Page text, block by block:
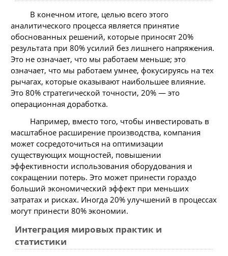
В конечном итоге, целью всего этого
аналитического процесса является принятие
обоснованных решений, которые приносят 20%
результата при 80% усилий без лишнего напряжения.
Это не означает, что мы работаем меньше; это
означает, что мы работаем умнее, фокусируясь на тех
рычагах, которые оказывают наибольшее влияние.
Это 80% стратегической точности, 20% — это
операционная доработка.
Например, вместо того, чтобы инвестировать в
масштабное расширение производства, компания
может сосредоточиться на оптимизации
существующих мощностей, повышении
эффективности использования оборудования и
сокращении потерь. Это может принести гораздо
больший экономический эффект при меньших
затратах и рисках. Иногда 20% улучшений в процессах
могут принести 80% экономии.
Интеграция мировых практик и
статистики